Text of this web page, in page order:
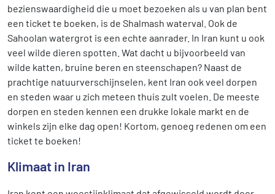
bezienswaardigheid die u moet bezoeken als u van plan bent
een ticket te boeken, is de Shalmash waterval. Ook de
Sahoolan watergrot is een echte aanrader. In Iran kunt u ook
veel wilde dieren spotten. Wat dacht u bijvoorbeeld van
wilde katten, bruine beren en steenschapen? Naast de
prachtige natuurverschijnselen, kent Iran ook veel dorpen
en steden waar u zich meteen thuis zult voelen. De meeste
dorpen en steden kennen een drukke lokale markt en de
winkels zijn elke dag open! Kortom, genoeg redenen om een
ticket te boeken!
Klimaat in Iran